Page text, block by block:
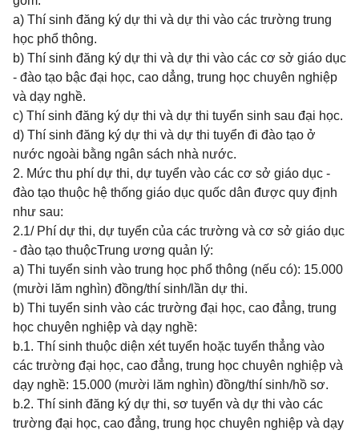
a) Thí sinh đăng ký dự thi và dự thi vào các trường trung
học phổ thông.
b) Thí sinh đăng ký dự thi và dự thi vào các cơ sở giáo dục
- đào tạo bậc đại học, cao dẳng, trung học chuyên nghiệp
và dạy nghề.
c) Thí sinh đăng ký dự thi và dự thi tuyển sinh sau đại học.
d) Thí sinh đăng ký dự thi và dự thi tuyển đi đào tạo ở
nước ngoài bằng ngân sách nhà nước.
2. Mức thu phí dự thi, dự tuyển vào các cơ sở giáo dục -
đào tạo thuộc hệ thống giáo dục quốc dân được quy định
như sau:
2.1/ Phí dự thi, dự tuyển của các trường và cơ sở giáo dục
- đào tạo thuộcTrung ương quản lý:
a) Thi tuyển sinh vào trung học phổ thông (nếu có): 15.000
(mười lăm nghìn) đồng/thí sinh/lần dự thi.
b) Thi tuyển sinh vào các trường đại học, cao đẳng, trung
học chuyên nghiệp và dạy nghề:
b.1. Thí sinh thuộc diện xét tuyển hoặc tuyển thẳng vào
các trường đại học, cao đẳng, trung học chuyên nghiệp và
dạy nghề: 15.000 (mười lăm nghìn) đồng/thí sinh/hồ sơ.
b.2. Thí sinh đăng ký dự thi, sơ tuyển và dự thi vào các
trường đại học, cao đẳng, trung học chuyên nghiệp và dạy